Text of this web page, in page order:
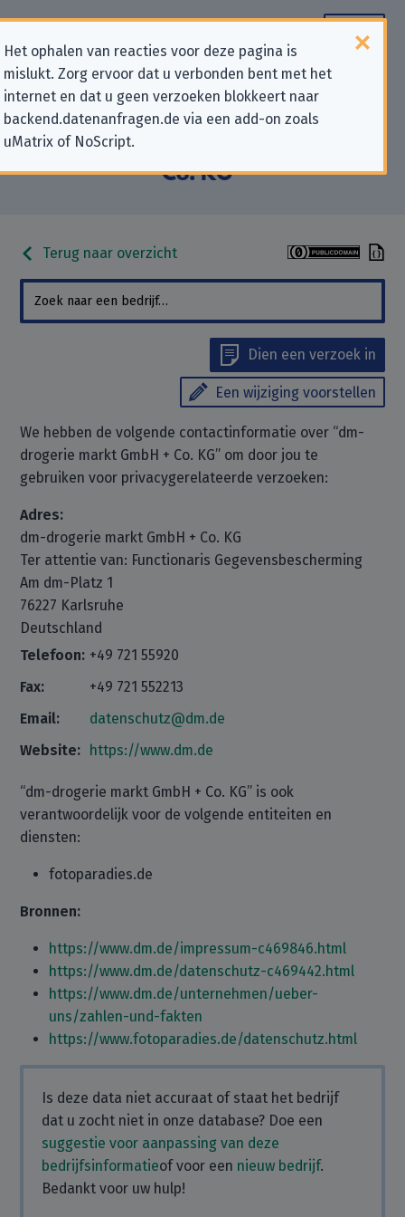
Het ophalen van reacties voor deze pagina is
mislukt. Zorg ervoor dat u verbonden bent met het
internet en dat u geen verzoeken blokkeert naar
backend.datenanfragen.de via een add-on zoals
uMatrix of NoScript.
Contactgegevens voor
privacygerelateerde verzoeken
aan “dm-drogerie markt GmbH +
Co. KG”
Terug naar overzicht
Dien een verzoek in
Een wijziging voorstellen
We hebben de volgende contactinformatie over “dm-
drogerie markt GmbH + Co. KG” om door jou te
gebruiken voor privacygerelateerde verzoeken:
Adres:
dm-drogerie markt GmbH + Co. KG
Ter attentie van: Functionaris Gegevensbescherming
Am dm-Platz 1
76227 Karlsruhe
Deutschland
Telefoon: +49 721 55920
Fax:
+49 721 552213
Email:
datenschutz@dm.de
Website: https://www.dm.de
“dm-drogerie markt GmbH + Co. KG” is ook
verantwoordelijk voor de volgende entiteiten en
diensten:
fotoparadies.de
Bronnen:
https://www.dm.de/impressum-c469846.html
https://www.dm.de/datenschutz-c469442.html
https://www.dm.de/unternehmen/ueber-
uns/zahlen-und-fakten
https://www.fotoparadies.de/datenschutz.html
Is deze data niet accuraat of staat het bedrijf
dat u zocht niet in onze database? Doe een
suggestie voor aanpassing van deze
bedrijfsinformatieof voor een nieuw bedrijf.
Bedankt voor uw hulp!